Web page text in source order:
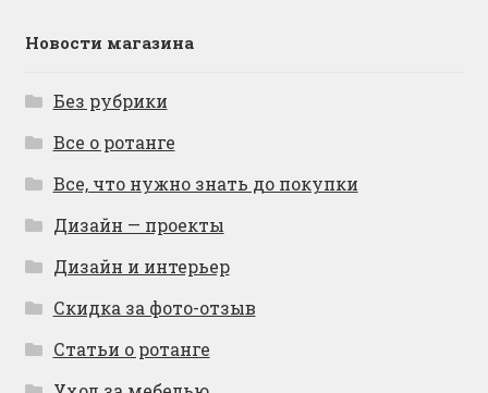
Новости магазина
Без рубрики
Все о ротанге
Все, что нужно знать до покупки
Дизайн — проекты
Дизайн и интерьер
Скидка за фото-отзыв
Статьи о ротанге